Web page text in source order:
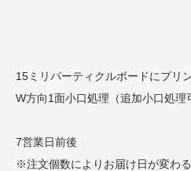
15ミリパーティクルボードにプリ
W方向1面小口処理（追加小口処理
7営業日前後
※注文個数によりお届け日が変わる